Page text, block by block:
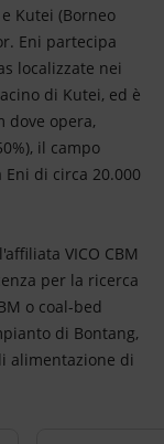
Kutei (Borneo
Eni partecipa
localizzate nei
di Kutei, ed è
dove opera,
il campo
di circa 20.000
VICO CBM
per la ricerca
o coal-bed
di Bontang,
alimentazione di